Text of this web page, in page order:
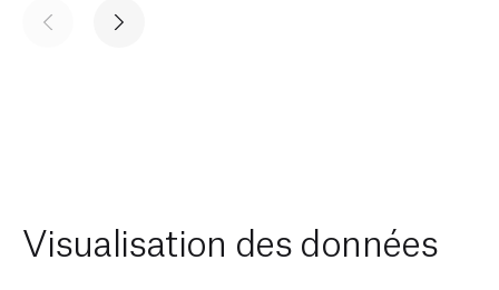
Visualisation des données